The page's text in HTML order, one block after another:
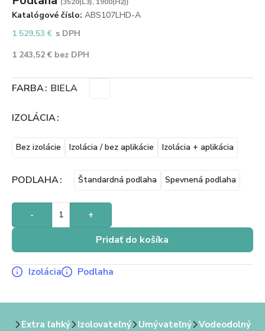
Katalógové číslo: ABS107LHD-A
1 529,53€ s DPH
1 243,52€ bez DPH
FARBA BIELA
IZOLÁCIA
Bez izolácie Izolácia / bez aplikácie Izolácia + aplikácia
PODLAHA Štandardná podlaha Spevnená podlaha
- +
Pridať do košíka
Izolácia Podlaha
Extra ľahký Izolovateľný Umývateľný
Vodeodolný